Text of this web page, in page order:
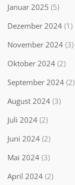
Januar 2025 (5)
Dezember 2024 (1)
November 2024 (3)
Oktober 2024 (2)
September 2024 (2)
August 2024 (3)
Juli 2024 (2)
Juni 2024 (2)
Mai 2024 (3)
April 2024 (2)